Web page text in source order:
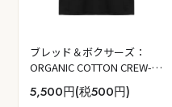
ブレッド＆ボクサーズ：
ORGANIC COTTON CREW-
NECK relaxed Tシャツ (ブラ
ック)
5,500円(税500円)